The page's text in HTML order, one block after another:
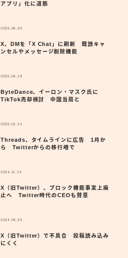
アプリ」化に道筋
2025.06.20
X、DMを「X Chat」に刷新 既読キャ
ンセルやメッセージ削除機能
2025.04.19
ByteDance、イーロン・マスク氏に
TikTok売却検討 中国当局と
2025.01.14
Threads、タイムラインに広告 1月か
ら Twitterからの移行増で
2024.11.14
X（旧Twitter）、ブロック機能事実上廃
止へ Twitter時代のCEOも賛意
2024.09.24
X（旧Twitter）で不具合 投稿読み込み
にくく